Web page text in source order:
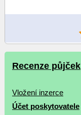
Recenze půjček
Vložení inzerce
Účet poskytovatele